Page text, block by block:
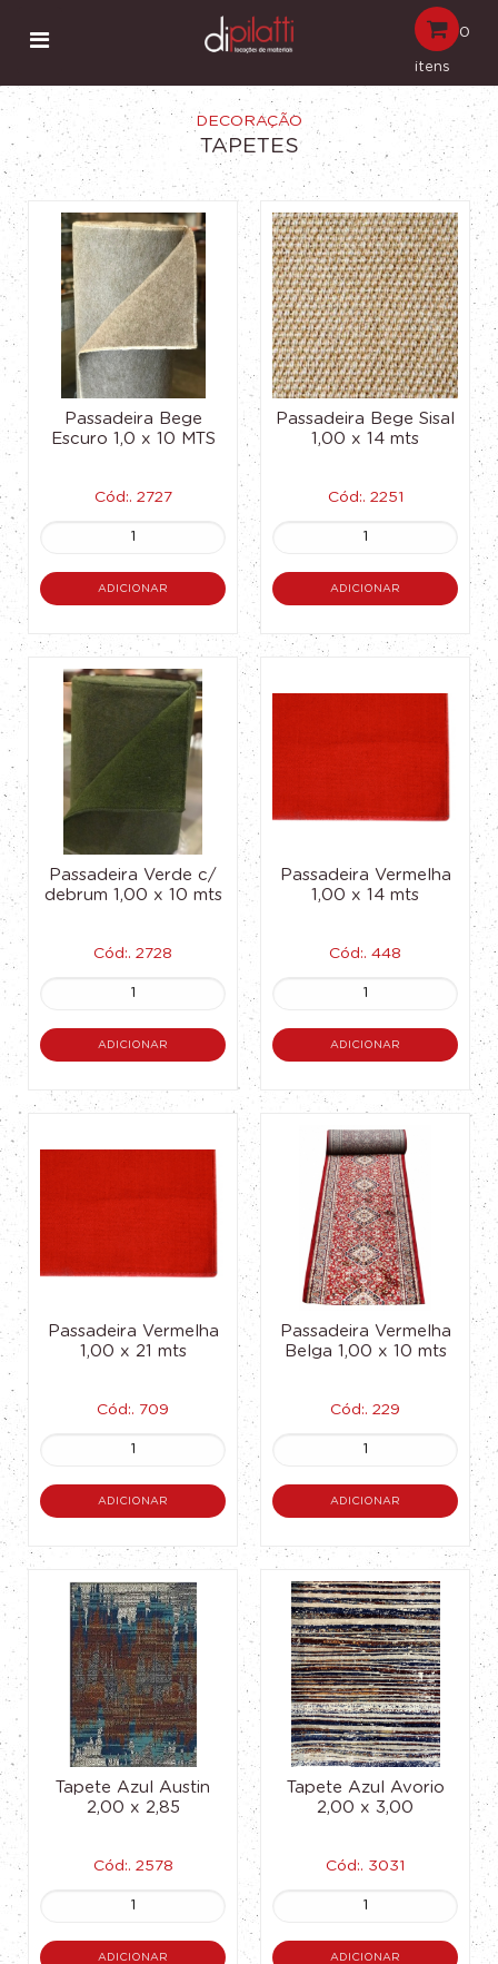
0
itens
DECORAÇÃO
TAPETES
Passadeira Bege
Escuro 1,0 x 10 MTS
Cód:. 2727
ADICIONAR
Passadeira Bege Sisal
1,00 x 14 mts
Cód:. 2251
ADICIONAR
Passadeira Verde c/
debrum 1,00 x 10 mts
Cód:. 2728
ADICIONAR
Passadeira Vermelha
1,00 x 14 mts
Cód:. 448
ADICIONAR
Passadeira Vermelha
1,00 x 21 mts
Cód:. 709
ADICIONAR
Passadeira Vermelha
Belga 1,00 x 10 mts
Cód:. 229
ADICIONAR
Tapete Azul Austin
2,00 x 2,85
Cód:. 2578
ADICIONAR
Tapete Azul Avorio
2,00 x 3,00
Cód:. 3031
ADICIONAR